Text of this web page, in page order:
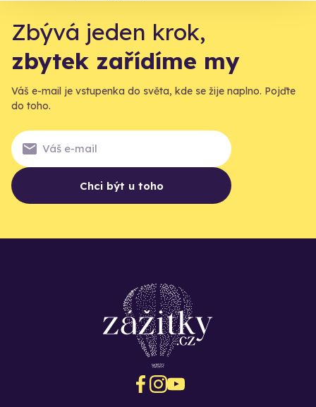
Zbývá jeden krok,
zbytek zařídíme my
Váš e-mail je vstupenka do světa, kde se žije naplno. Pojďte
do toho.
Chci být u toho